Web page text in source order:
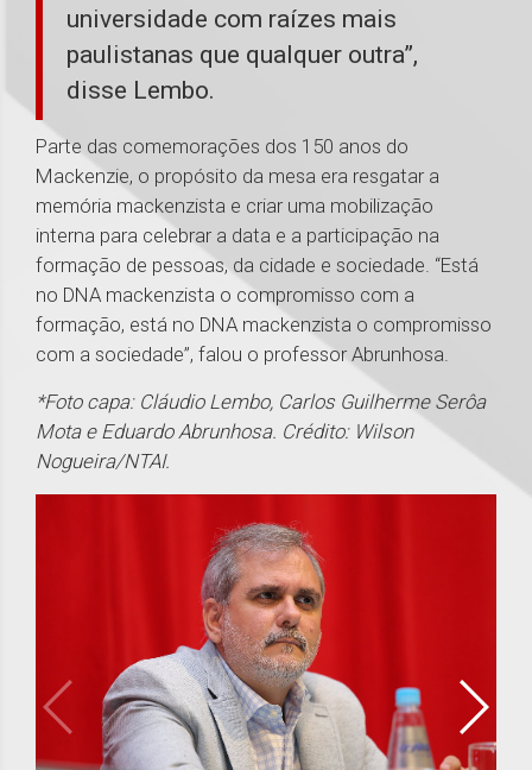
universidade com raízes mais
paulistanas que qualquer outra”,
disse Lembo.
Parte das comemorações dos 150 anos do
Mackenzie, o propósito da mesa era resgatar a
memória mackenzista e criar uma mobilização
interna para celebrar a data e a participação na
formação de pessoas, da cidade e sociedade. “Está
no DNA mackenzista o compromisso com a
formação, está no DNA mackenzista o compromisso
com a sociedade”, falou o professor Abrunhosa.
*Foto capa: Cláudio Lembo, Carlos Guilherme Serôa
Mota e Eduardo Abrunhosa. Crédito: Wilson
Nogueira/NTAI.